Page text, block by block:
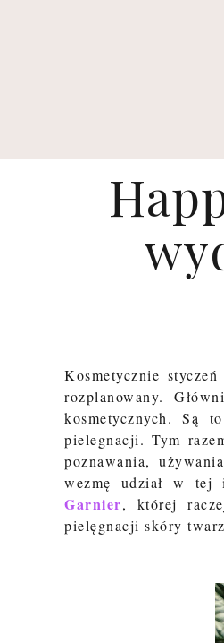
Kosmetycznie
rozplanowany.
kosmetycznych. Są
pielegnacji. Tym
poznawania,
wezmę udział w tej
Garnier, której
pielęgnacji skóry